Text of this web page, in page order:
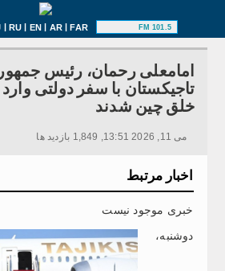
| RU | EN | AR|FAR 101.5 FM
امامعلی رحمان، رئیس
تاجیکستان با سفر دولتی
خلق چین شدند
می 11, 2026 13:51, 1,849 بازدید ها
اخبار مرتبط
خبری موجود نیست
دوشنبه،